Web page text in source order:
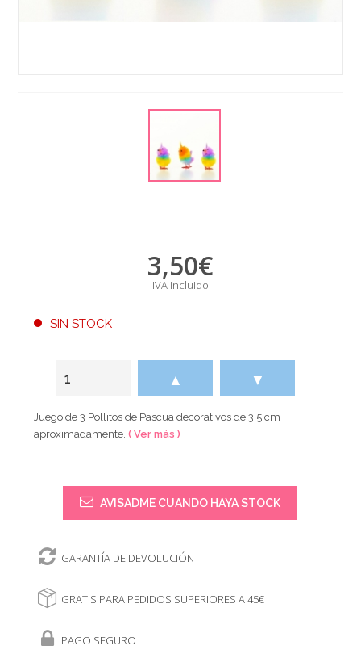
3,50€
IVA incluido
SIN STOCK
▲ ▼
Juego de 3 Pollitos de Pascua decorativos de 3,5 cm
aproximadamente.( Ver más )
AVISADME CUANDO HAYA STOCK
GARANTÍA DE DEVOLUCIÓN
GRATIS PARA PEDIDOS SUPERIORES A 45€
PAGO SEGURO